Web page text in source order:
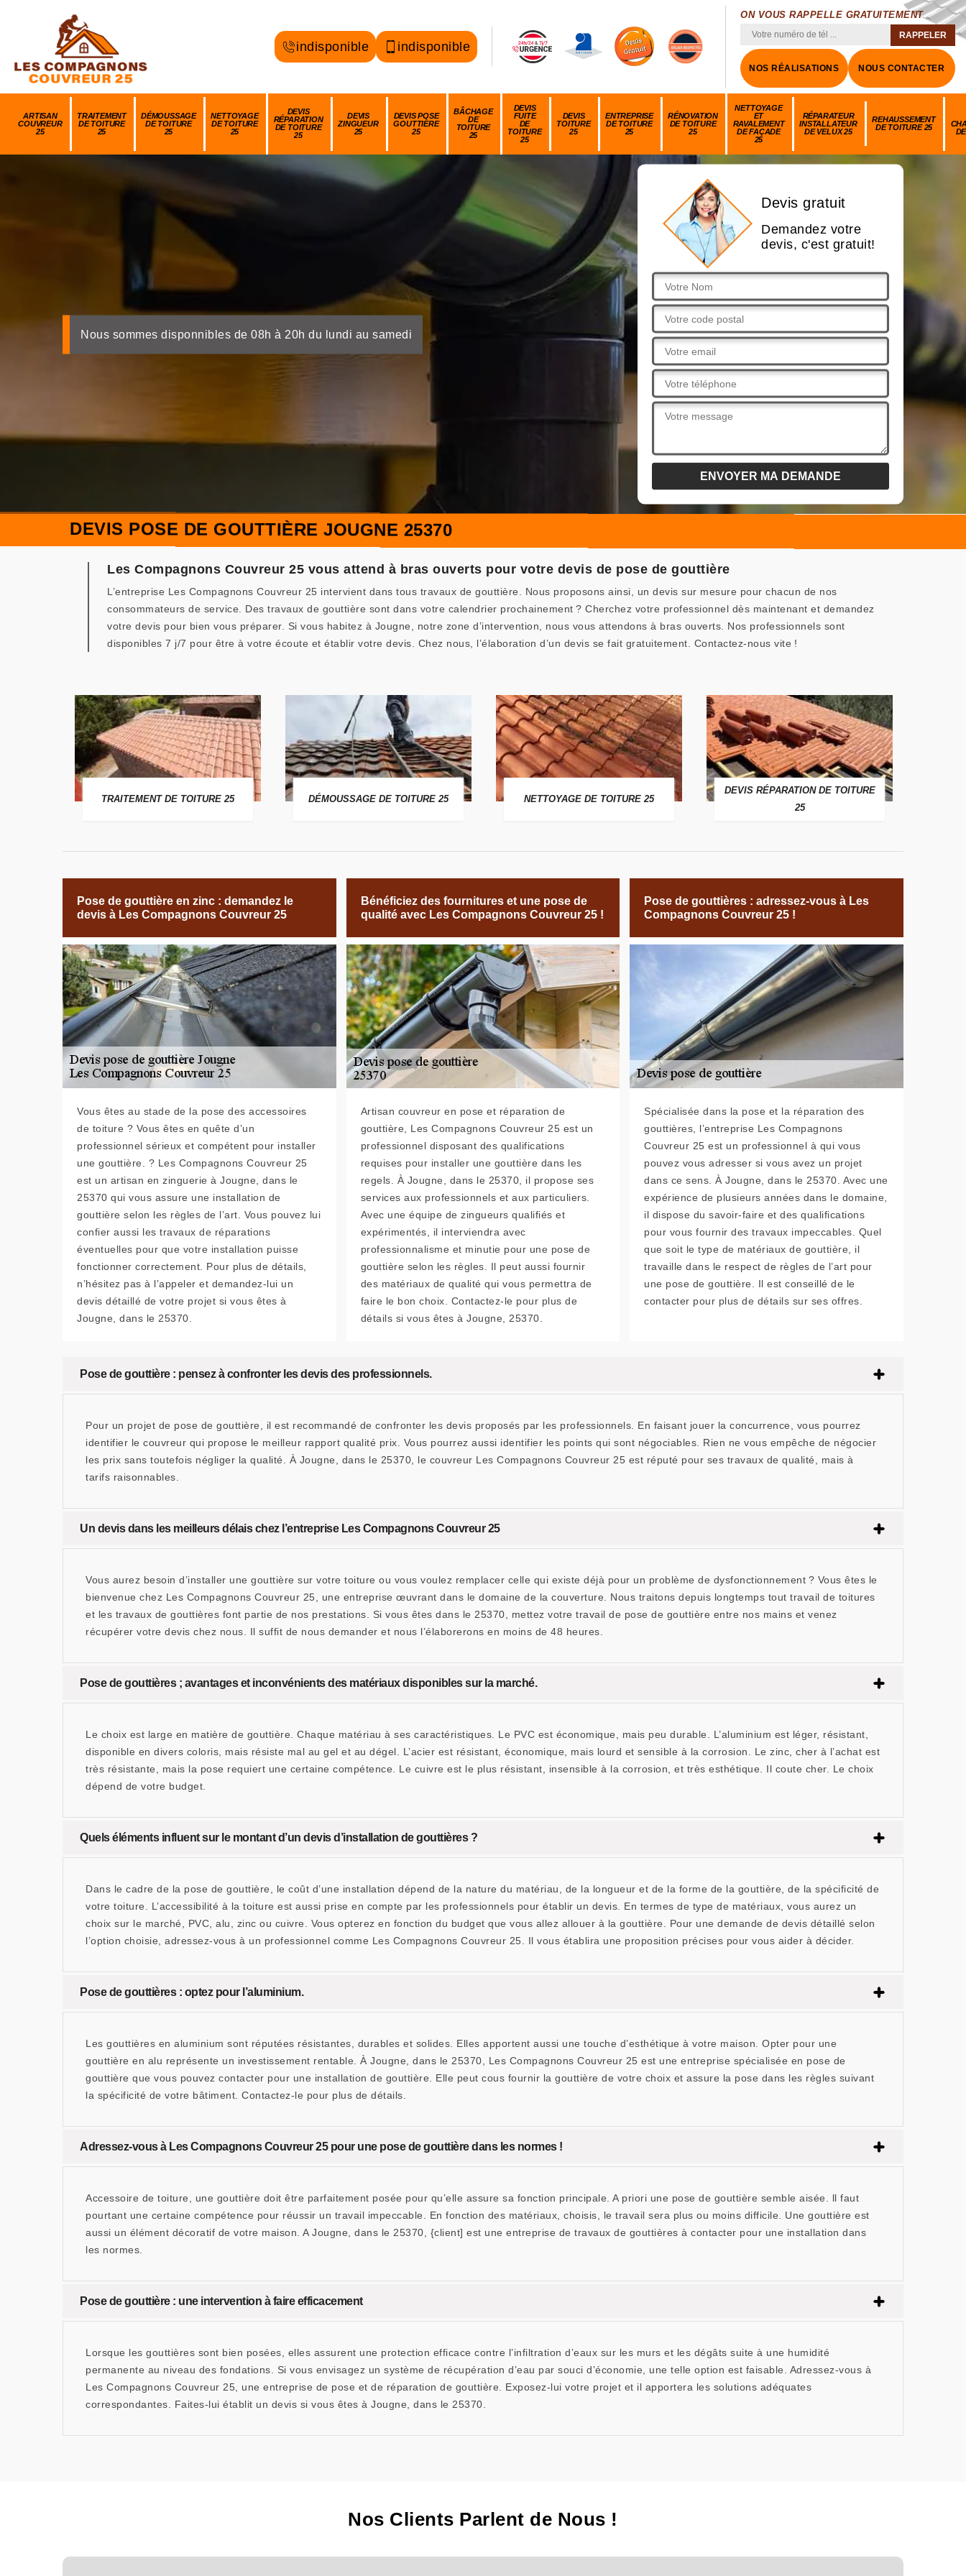
indisponible indisponible
ON VOUS RAPPELLE GRATUITEMENT
NOS RÉALISATIONS NOUS CONTACTER
ARTISAN
COUVREUR
25
TRAITEMENT
DE TOITURE
25
DÉMOUSSAGE
DE TOITURE
25
NETTOYAGE
DE TOITURE
25
DEVIS
RÉPARATION
DE TOITURE
25
DEVIS
ZINGUEUR
25
DEVIS POSE
GOUTTIÈRE
25
BÂCHAGE
DE
TOITURE
25
DEVIS
FUITE
DE
TOITURE
25
DEVIS
TOITURE
25
ENTREPRISE
DE TOITURE
25
RÉNOVATION
DE TOITURE
25
NETTOYAGE
ET
RAVALEMENT
DE FAÇADE
25
RÉPARATEUR
INSTALLATEUR
DE VELUX 25
REHAUSSEMENT
DE TOITURE 25
Nous sommes disponnibles de 08h à 20h du lundi au samedi
Devis gratuit
Demandez votre
devis, c'est gratuit!
DEVIS POSE DE GOUTTIÈRE JOUGNE 25370
Les Compagnons Couvreur 25 vous attend à bras ouverts pour votre devis de pose de gouttière
L’entreprise Les Compagnons Couvreur 25 intervient dans tous travaux de gouttière. Nous proposons ainsi, un devis sur mesure pour chacun de nos
consommateurs de service. Des travaux de gouttière sont dans votre calendrier prochainement ? Cherchez votre professionnel dès maintenant et demandez
votre devis pour bien vous préparer. Si vous habitez à Jougne, notre zone d’intervention, nous vous attendons à bras ouverts. Nos professionnels sont
disponibles 7 j/7 pour être à votre écoute et établir votre devis. Chez nous, l’élaboration d’un devis se fait gratuitement. Contactez-nous vite !
TRAITEMENT DE TOITURE 25 DÉMOUSSAGE DE TOITURE 25 NETTOYAGE DE TOITURE 25
DEVIS RÉPARATION DE TOITURE
25
Pose de gouttière en zinc : demandez le
devis à Les Compagnons Couvreur 25
Vous êtes au stade de la pose des accessoires
de toiture ? Vous êtes en quête d’un
professionnel sérieux et compétent pour installer
une gouttière. ? Les Compagnons Couvreur 25
est un artisan en zinguerie à Jougne, dans le
25370 qui vous assure une installation de
gouttière selon les règles de l’art. Vous pouvez lui
confier aussi les travaux de réparations
éventuelles pour que votre installation puisse
fonctionner correctement. Pour plus de détails,
n’hésitez pas à l’appeler et demandez-lui un
devis détaillé de votre projet si vous êtes à
Jougne, dans le 25370.
Bénéficiez des fournitures et une pose de
qualité avec Les Compagnons Couvreur 25 !
Artisan couvreur en pose et réparation de
gouttière, Les Compagnons Couvreur 25 est un
professionnel disposant des qualifications
requises pour installer une gouttière dans les
regels. À Jougne, dans le 25370, il propose ses
services aux professionnels et aux particuliers.
Avec une équipe de zingueurs qualifiés et
expérimentés, il interviendra avec
professionnalisme et minutie pour une pose de
gouttière selon les règles. Il peut aussi fournir
des matériaux de qualité qui vous permettra de
faire le bon choix. Contactez-le pour plus de
détails si vous êtes à Jougne, 25370.
Pose de gouttières : adressez-vous à Les
Compagnons Couvreur 25 !
Spécialisée dans la pose et la réparation des
gouttières, l’entreprise Les Compagnons
Couvreur 25 est un professionnel à qui vous
pouvez vous adresser si vous avez un projet
dans ce sens. À Jougne, dans le 25370. Avec une
expérience de plusieurs années dans le domaine,
il dispose du savoir-faire et des qualifications
pour vous fournir des travaux impeccables. Quel
que soit le type de matériaux de gouttière, il
travaille dans le respect de règles de l’art pour
une pose de gouttière. Il est conseillé de le
contacter pour plus de détails sur ses offres.
Pose de gouttière : pensez à confronter les devis des professionnels.
Pour un projet de pose de gouttière, il est recommandé de confronter les devis proposés par les professionnels. En faisant jouer la concurrence, vous pourrez
identifier le couvreur qui propose le meilleur rapport qualité prix. Vous pourrez aussi identifier les points qui sont négociables. Rien ne vous empêche de négocier
les prix sans toutefois négliger la qualité. À Jougne, dans le 25370, le couvreur Les Compagnons Couvreur 25 est réputé pour ses travaux de qualité, mais à
tarifs raisonnables.
Un devis dans les meilleurs délais chez l’entreprise Les Compagnons Couvreur 25
Vous aurez besoin d’installer une gouttière sur votre toiture ou vous voulez remplacer celle qui existe déjà pour un problème de dysfonctionnement ? Vous êtes le
bienvenue chez Les Compagnons Couvreur 25, une entreprise œuvrant dans le domaine de la couverture. Nous traitons depuis longtemps tout travail de toitures
et les travaux de gouttières font partie de nos prestations. Si vous êtes dans le 25370, mettez votre travail de pose de gouttière entre nos mains et venez
récupérer votre devis chez nous. Il suffit de nous demander et nous l’élaborerons en moins de 48 heures.
Pose de gouttières ; avantages et inconvénients des matériaux disponibles sur la marché.
Le choix est large en matière de gouttière. Chaque matériau à ses caractéristiques. Le PVC est économique, mais peu durable. L’aluminium est léger, résistant,
disponible en divers coloris, mais résiste mal au gel et au dégel. L’acier est résistant, économique, mais lourd et sensible à la corrosion. Le zinc, cher à l’achat est
très résistante, mais la pose requiert une certaine compétence. Le cuivre est le plus résistant, insensible à la corrosion, et très esthétique. Il coute cher. Le choix
dépend de votre budget.
Quels éléments influent sur le montant d’un devis d’installation de gouttières ?
Dans le cadre de la pose de gouttière, le coût d’une installation dépend de la nature du matériau, de la longueur et de la forme de la gouttière, de la spécificité de
votre toiture. L’accessibilité à la toiture est aussi prise en compte par les professionnels pour établir un devis. En termes de type de matériaux, vous aurez un
choix sur le marché, PVC, alu, zinc ou cuivre. Vous opterez en fonction du budget que vous allez allouer à la gouttière. Pour une demande de devis détaillé selon
l’option choisie, adressez-vous à un professionnel comme Les Compagnons Couvreur 25. Il vous établira une proposition précises pour vous aider à décider.
Pose de gouttières : optez pour l’aluminium.
Les gouttières en aluminium sont réputées résistantes, durables et solides. Elles apportent aussi une touche d’esthétique à votre maison. Opter pour une
gouttière en alu représente un investissement rentable. À Jougne, dans le 25370, Les Compagnons Couvreur 25 est une entreprise spécialisée en pose de
gouttière que vous pouvez contacter pour une installation de gouttière. Elle peut cous fournir la gouttière de votre choix et assure la pose dans les règles suivant
la spécificité de votre bâtiment. Contactez-le pour plus de détails.
Adressez-vous à Les Compagnons Couvreur 25 pour une pose de gouttière dans les normes !
Accessoire de toiture, une gouttière doit être parfaitement posée pour qu’elle assure sa fonction principale. A priori une pose de gouttière semble aisée. ll faut
pourtant une certaine compétence pour réussir un travail impeccable. En fonction des matériaux, choisis, le travail sera plus ou moins difficile. Une gouttière est
aussi un élément décoratif de votre maison. A Jougne, dans le 25370, {client] est une entreprise de travaux de gouttières à contacter pour une installation dans
les normes.
Pose de gouttière : une intervention à faire efficacement
Lorsque les gouttières sont bien posées, elles assurent une protection efficace contre l’infiltration d’eaux sur les murs et les dégâts suite à une humidité
permanente au niveau des fondations. Si vous envisagez un système de récupération d’eau par souci d’économie, une telle option est faisable. Adressez-vous à
Les Compagnons Couvreur 25, une entreprise de pose et de réparation de gouttière. Exposez-lui votre projet et il apportera les solutions adéquates
correspondantes. Faites-lui établit un devis si vous êtes à Jougne, dans le 25370.
Nos Clients Parlent de Nous !